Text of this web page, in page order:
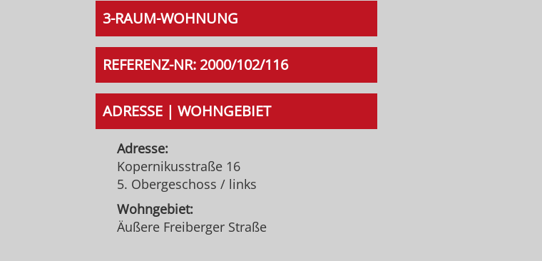
3-RAUM-WOHNUNG
REFERENZ-NR: 2000/102/116
ADRESSE | WOHNGEBIET
Adresse:
Kopernikusstraße 16
5. Obergeschoss / links
Wohngebiet:
Äußere Freiberger Straße